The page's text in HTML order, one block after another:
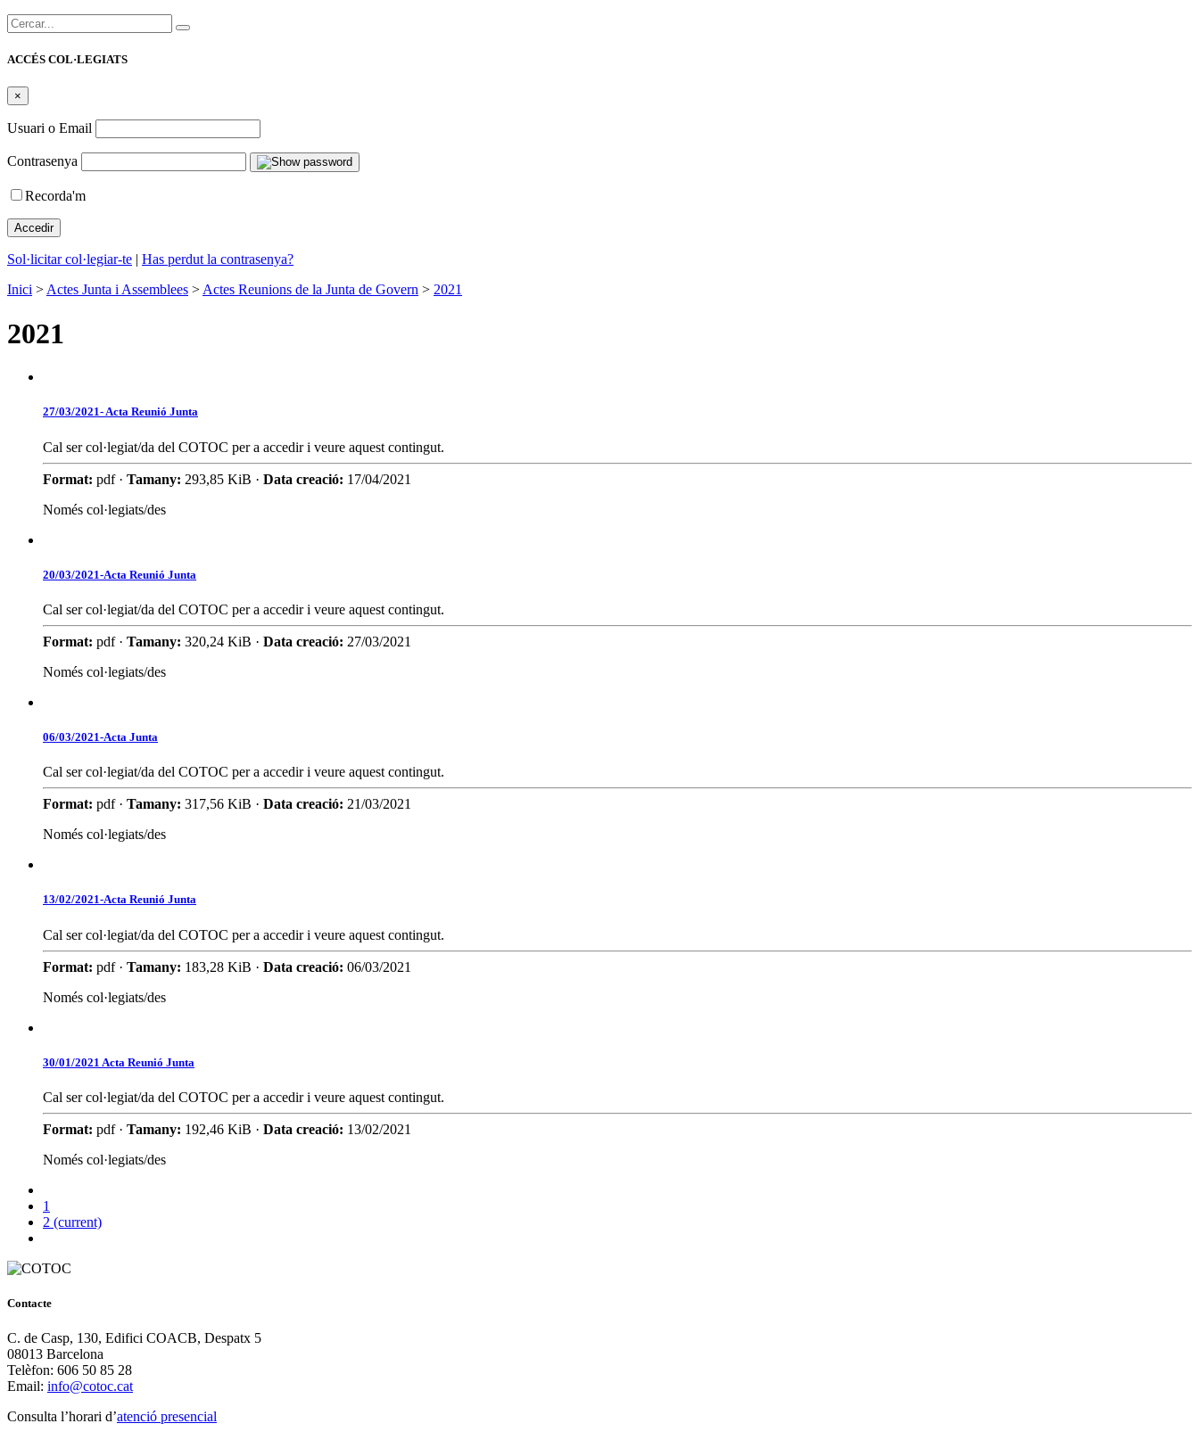
Cercar:
ACCÉS COL·LEGIATS
×
Usuari o Email
Contrasenya
Recorda'm
Sol·licitar col·legiar-te | Has perdut la contrasenya?
Inici > Actes Junta i Assemblees > Actes Reunions de la Junta de Govern > 2021
2021
27/03/2021- Acta Reunió Junta
Cal ser col·legiat/da del COTOC per a accedir i veure aquest contingut.
Format: pdf · Tamany: 293,85 KiB · Data creació: 17/04/2021
Només col·legiats/des
20/03/2021-Acta Reunió Junta
Cal ser col·legiat/da del COTOC per a accedir i veure aquest contingut.
Format: pdf · Tamany: 320,24 KiB · Data creació: 27/03/2021
Només col·legiats/des
06/03/2021-Acta Junta
Cal ser col·legiat/da del COTOC per a accedir i veure aquest contingut.
Format: pdf · Tamany: 317,56 KiB · Data creació: 21/03/2021
Només col·legiats/des
13/02/2021-Acta Reunió Junta
Cal ser col·legiat/da del COTOC per a accedir i veure aquest contingut.
Format: pdf · Tamany: 183,28 KiB · Data creació: 06/03/2021
Només col·legiats/des
30/01/2021 Acta Reunió Junta
Cal ser col·legiat/da del COTOC per a accedir i veure aquest contingut.
Format: pdf · Tamany: 192,46 KiB · Data creació: 13/02/2021
Només col·legiats/des
1
2 (current)
Contacte
C. de Casp, 130, Edifici COACB, Despatx 5
08013 Barcelona
Telèfon: 606 50 85 28
Email: info@cotoc.cat
Consulta l’horari d’atenció presencial